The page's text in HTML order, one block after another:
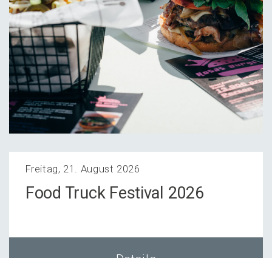
Freitag, 21. August 2026
Food Truck Festi­val 2026